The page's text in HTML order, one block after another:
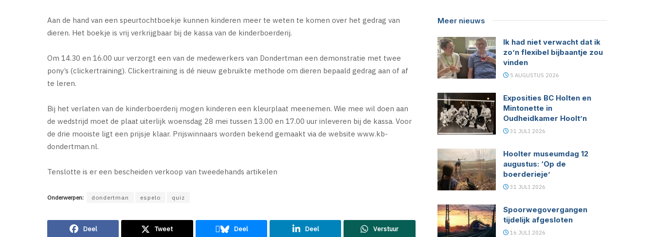
Aan de hand van een speurtochtboekje kunnen kinderen meer te weten te komen over het gedrag van
dieren. Het boekje is vrij verkrijgbaar bij de kassa van de kinderboerderij.
Om 14.30 en 16.00 uur verzorgt een van de medewerkers van Dondertman een demonstratie met twee
pony’s (clickertraining). Clickertraining is dé nieuw gebruikte methode om dieren bepaald gedrag aan of af
te leren.
Bij het verlaten van de kinderboerderij mogen kinderen een kleurplaat meenemen. Wie mee wil doen aan
de wedstrijd moet de plaat uiterlijk woensdag 28 mei tussen 13.00 en 17.00 uur inleveren bij de kassa. Voor
de drie mooiste ligt een prijsje klaar. Prijswinnaars worden bekend gemaakt via de website www.kb-
dondertman.nl.
Tenslotte is er een bescheiden verkoop van tweedehands artikelen
Onderwerpen: dondertman espelo quiz
Deel Tweet Deel Deel Verstuur
Meer nieuws
Ik had niet verwacht dat ik
zo’n flexibel bijbaantje zou
vinden
5 AUGUSTUS 2026
Exposities BC Holten en
Mintonette in
Oudheidkamer Hoolt’n
31 JULI 2026
Hoolter museumdag 12
augustus: ‘Op de
boerderieje’
31 JULI 2026
Spoorwegovergangen
tijdelijk afgesloten
16 JULI 2026